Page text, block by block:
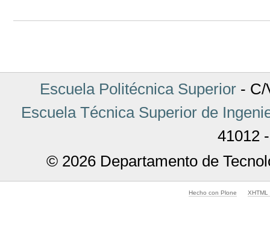
Escuela Politécnica Superior- C/
Escuela Técnica Superior de
41012
© 2026 Departamento de
Hecho con Plone XHTML